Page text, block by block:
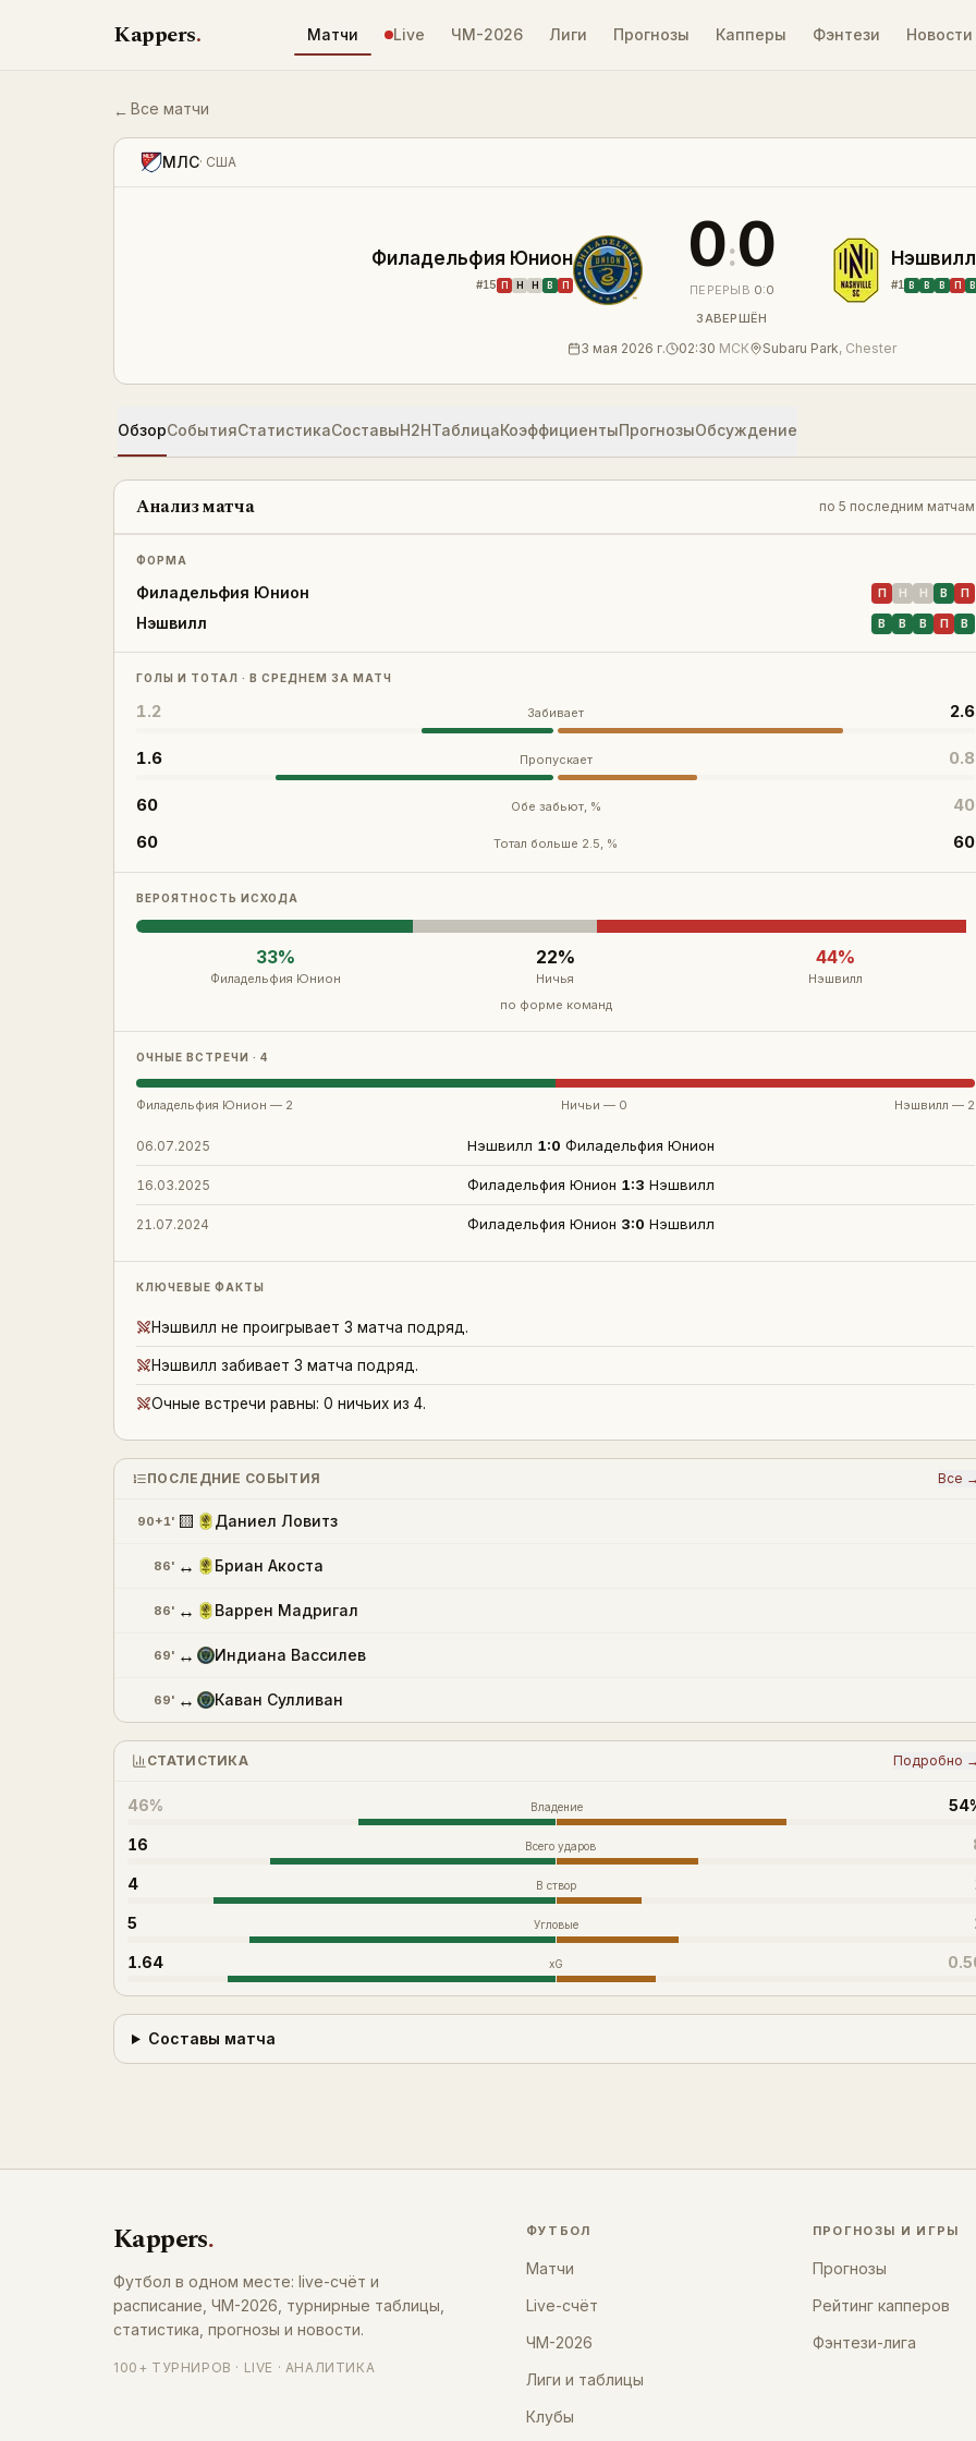
Kappers. Матчи Live ЧМ-2026 Лиги Прогнозы Капперы Фэнтези Новости
← Все матчи
Филадельфия Юнион — Нэшвилл 0:0 — результат
МЛС· США
Филадельфия Юнион
#15 П Н Н В П
0:0
ПЕРЕРЫВ 0:0
ЗАВЕРШЁН
Нэшвилл
#1 В В В П В
3 мая 2026 г. 02:30 МСК Subaru Park, Chester
ОбзорСобытияСтатистикаСоставыH2HТаблицаКоэффициентыПрогнозыОбсуждение
Анализ матча по 5 последним матчам
ФОРМА
Филадельфия Юнион П Н Н В П
Нэшвилл В В В П В
ГОЛЫ И ТОТАЛ · В СРЕДНЕМ ЗА МАТЧ
1.2 Забивает 2.6
1.6 Пропускает 0.8
60 Обе забьют, %
40
60
Тотал больше 2.5, % 60
ВЕРОЯТНОСТЬ ИСХОДА
33%
Филадельфия Юнион
22%
Ничья
44%
Нэшвилл
по форме команд
ОЧНЫЕ ВСТРЕЧИ · 4
Филадельфия Юнион — 2 Ничьи — 0 Нэшвилл — 2
06.07.2025 Нэшвилл 1:0 Филадельфия Юнион
16.03.2025 Филадельфия Юнион 1:3 Нэшвилл
21.07.2024 Филадельфия Юнион 3:0 Нэшвилл
КЛЮЧЕВЫЕ ФАКТЫ
Нэшвилл не проигрывает 3 матча подряд.
Нэшвилл забивает 3 матча подряд.
Очные встречи равны: 0 ничьих из 4.
ПОСЛЕДНИЕ СОБЫТИЯ Все →
90+1' 🟨 Даниел Ловитз
86' ↔ Бриан Акоста
86' ↔ Варрен Мадригал
69' ↔ Индиана Вассилев
69' ↔ Каван Сулливан
СТАТИСТИКА Подробно →
46% Владение
16 Всего ударов
4 В створ
5 Угловые
1.64 xG
Составы матча
Kappers.
Футбол в одном месте: live-счёт и
расписание, ЧМ-2026, турнирные таблицы,
статистика, прогнозы и новости.
100+ ТУРНИРОВ · LIVE · АНАЛИТИКА
ФУТБОЛ
Матчи
Live-счёт
ЧМ-2026
Лиги и таблицы
Клубы
ПРОГНОЗЫ И ИГРЫ
Прогнозы
Рейтинг капперов
Фэнтези-лига